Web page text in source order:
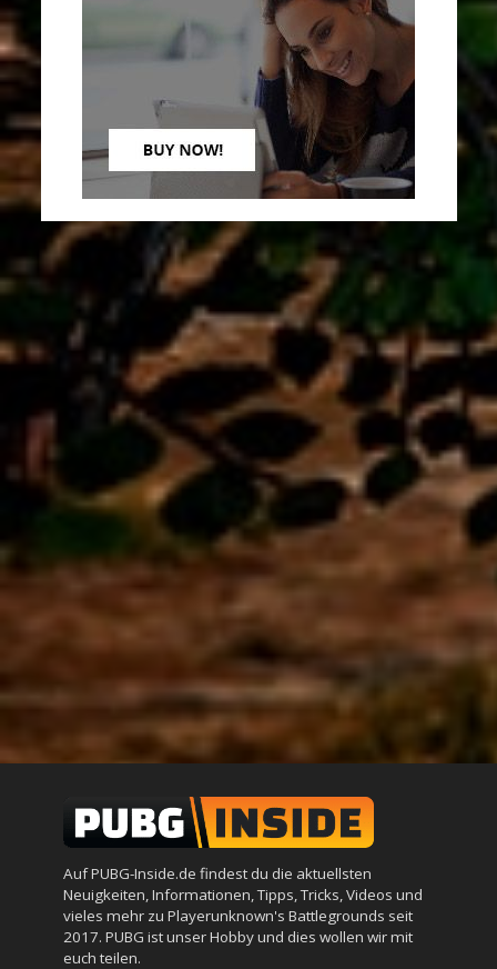
Auf PUBG-Inside.de findest du die aktuellsten
Neuigkeiten, Informationen, Tipps, Tricks, Videos und
vieles mehr zu Playerunknown's Battlegrounds seit
2017. PUBG ist unser Hobby und dies wollen wir mit
euch teilen.